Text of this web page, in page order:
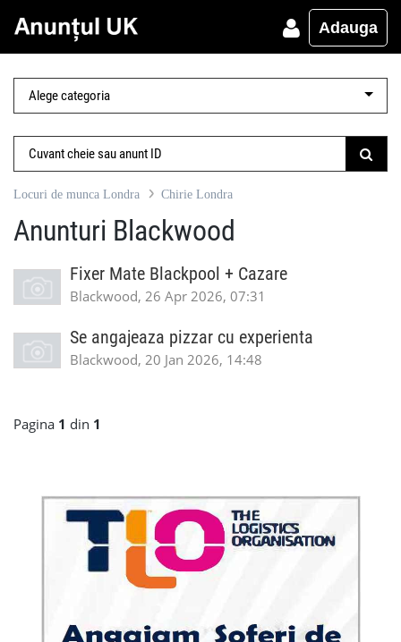
Adauga
Locuri de munca Londra Chirie Londra
Anunturi Blackwood
Fixer Mate Blackpool + Cazare
Blackwood, 26 Apr 2026, 07:31
Se angajeaza pizzar cu experienta
Blackwood, 20 Jan 2026, 14:48
Pagina 1 din 1